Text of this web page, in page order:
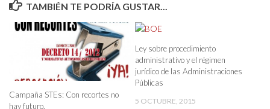
TAMBIÉN TE PODRÍA GUSTAR...
Campaña STEs: Con recortes no
hay futuro.
Ley sobre procedimiento
administrativo y el régimen
jurídico de las Administraciones
Públicas
5 OCTUBRE, 2015